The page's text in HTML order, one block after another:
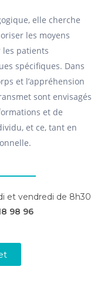
elle cherche
les moyens
patients
spécifiques. Dans
et l’appréhension
sont envisagés
et de
et ce, tant en
et vendredi de 8h30
98 96